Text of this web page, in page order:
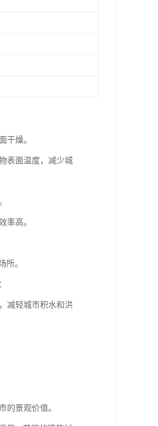
干燥。
表面温度，减少城
率高。
所。
减轻城市积水和洪
的景观价值。